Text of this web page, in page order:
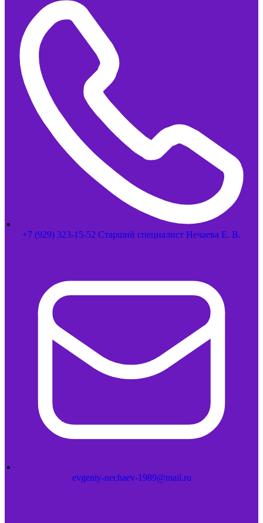
+7 (929) 323-15-52 Старший специалист Нечаева Е. В.
evgeniy-nechaev-1989@mail.ru